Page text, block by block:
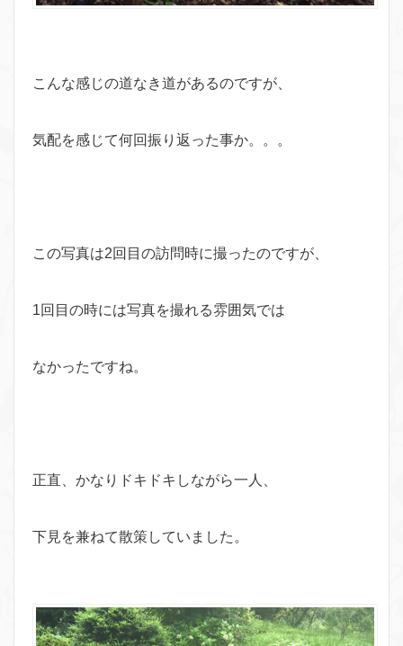
こんな感じの道なき道があるのですが、
気配を感じて何回振り返った事か。。。
この写真は2回目の訪問時に撮ったのですが、
1回目の時には写真を撮れる雰囲気では
なかったですね。
正直、かなりドキドキしながら一人、
下見を兼ねて散策していました。